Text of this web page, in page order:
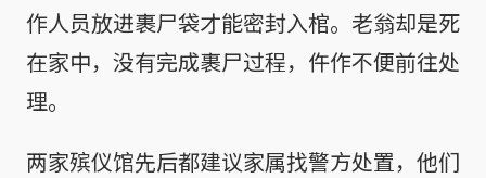
作人员放进裹尸袋才能密封入棺。老翁却是死
在家中，没有完成裹尸过程，仵作不便前往处
理。
两家殡仪馆先后都建议家属找警方处置，他们